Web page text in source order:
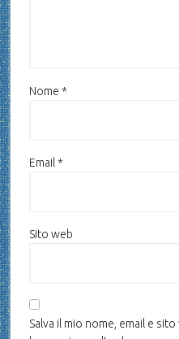
Nome *
Email *
Sito web
Salva il mio nome, email e